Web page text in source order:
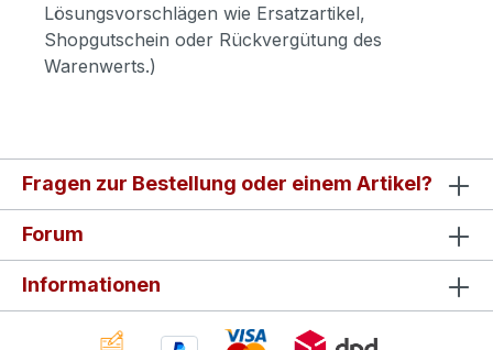
Lösungsvorschlägen wie Ersatzartikel,
Shopgutschein oder Rückvergütung des
Warenwerts.)
Fragen zur Bestellung oder einem Artikel?
Forum
Informationen